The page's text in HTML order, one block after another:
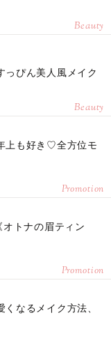
Beauty
っぴん美人風メイク
Beauty
上も好き♡全方位モ
Promotion
トナの眉ティン
Promotion
なるメイク方法、